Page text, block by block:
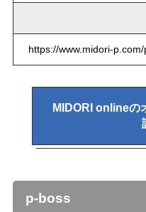
https://www.midori-
MIDORI onlineの
p-boss